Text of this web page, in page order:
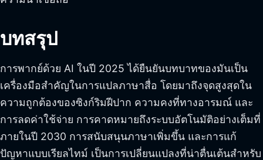
บทสรุป
การพากย์ด้วย AI ในปี 2025 ได้ยืนยันบทบาทของมันเป็น
เครื่องมือสำคัญในการแปลภาษาสื่อ โดยมาถึงจุดสูงสุดใน
ความถูกต้องของซิงก์ริมฝีปาก ความคงที่ทางอารมณ์ และ
การลดค่าใช้จ่าย การคาดหมายถึงระบบอัตโนมัติอย่างเต็มที่
ภายในปี 2030 การสนับสนุนภาษาเพิ่มขึ้น และการแก้
ปัญหาแบบเรียลไทม์ เป็นการเปลี่ยนแปลงที่น่าตื่นเต้นสำหรับ